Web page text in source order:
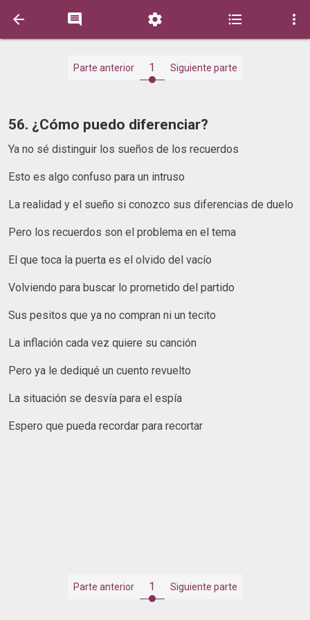
    
Parte anterior 1 Siguiente parte
56. ¿Cómo puedo diferenciar?
Ya no sé distinguir los sueños de los recuerdos
Esto es algo confuso para un intruso
La realidad y el sueño si conozco sus diferencias de duelo
Pero los recuerdos son el problema en el tema
El que toca la puerta es el olvido del vacío
Volviendo para buscar lo prometido del partido
Sus pesitos que ya no compran ni un tecito
La inflación cada vez quiere su canción
Pero ya le dediqué un cuento revuelto
La situación se desvía para el espía
Espero que pueda recordar para recortar
Parte anterior 1 Siguiente parte